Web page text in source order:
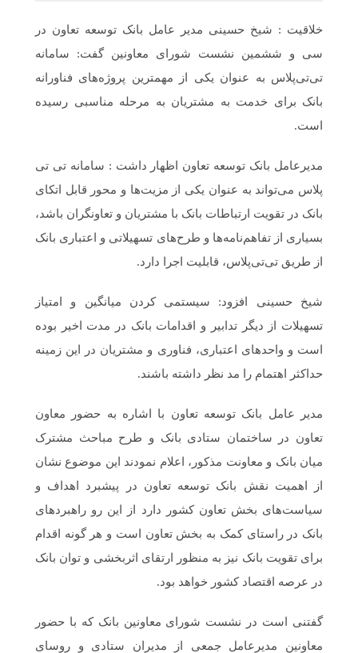
خلاقیت : شیخ حسینی مدیر عامل بانک توسعه تعاون در
سی و ششمین نشست شورای معاونین گفت: سامانه
تی‌تی‌پلاس به عنوان یکی از مهمترین پروژه‌های فناورانه
بانک برای خدمت به مشتریان به مرحله مناسبی رسیده
است.
مدیرعامل بانک توسعه تعاون اظهار داشت : سامانه تی تی
پلاس می‌تواند به عنوان یکی از مزیت‌ها و محور قابل اتکای
بانک در تقویت ارتباطات بانک با مشتریان و تعاونگران باشد،
بسیاری از تفاهم‌نامه‌ها و طرح‌های تسهیلاتی و اعتباری بانک
از طریق تی‌تی‌پلاس، قابلیت اجرا دارد.
شیخ حسینی افزود: سیستمی کردن میانگین و امتیاز
تسهیلات از دیگر تدابیر و اقدامات بانک در مدت اخیر بوده
است و واحدهای اعتباری، فناوری و مشتریان در این زمینه
حداکثر اهتمام را مد نظر داشته باشند.
مدیر عامل بانک توسعه تعاون با اشاره به حضور معاون
تعاون در ساختمان ستادی بانک و طرح مباحث مشترک
میان بانک و معاونت مذکور، اعلام نمودند این موضوع نشان
از اهمیت نقش بانک توسعه تعاون در پیشبرد اهداف و
سیاست‌های بخش تعاون کشور دارد از این رو راهبردهای
بانک در راستای کمک به بخش تعاون است و هر گونه اقدام
برای تقویت بانک نیز به منظور ارتقای اثربخشی و توان بانک
در عرصه اقتصاد کشور خواهد بود.
گفتنی است در نشست شورای معاونین بانک که با حضور
معاونین مدیرعامل جمعی از مدیران ستادی و روسای